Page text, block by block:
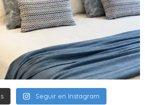
Seguir en Instagram